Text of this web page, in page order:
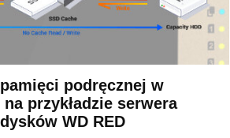
podręcznej w
przykładzie serwera
WD RED